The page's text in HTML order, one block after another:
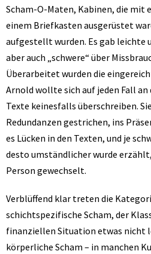
Scham-O-Maten, Kabinen, die mit
einem Briefkasten ausgerüstet
aufgestellt wurden. Es gab leichte
aber auch „schwere“ über
Überarbeitet wurden die
Arnold wollte sich auf jeden Fall
Texte keinesfalls überschreiben.
Redundanzen gestrichen, ins
es Lücken in den Texten, und je
desto umständlicher wurde
Person gewechselt.
Verblüffend klar treten die
schichtspezifische Scham, der
finanziellen Situation etwas nicht
körperliche Scham – in manchen